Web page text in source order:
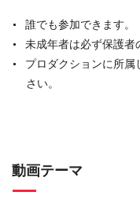
誰でも参加できます。
未成年者は必ず保護者
プロダクションに所
さい。
動画テーマ